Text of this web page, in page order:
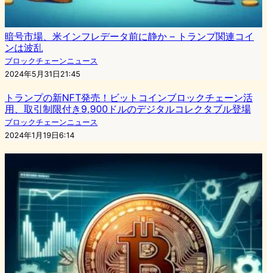
暗号市場、米インフレデータ前に静か – トランプ関連コイ
ンは波乱
ブロックチェーンニュース
2024年5月31日21:45
トランプの新NFT発売！ビットコインブロックチェーン活
用、取引制限付き9,900ドルのデジタルコレクタブル登場
ブロックチェーンニュース
2024年1月19日6:14